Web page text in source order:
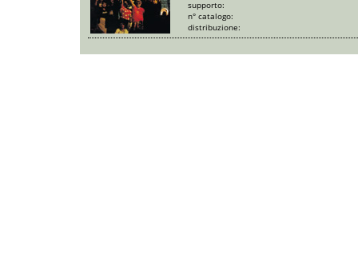
supporto:
n° catalogo:
distribuzione: